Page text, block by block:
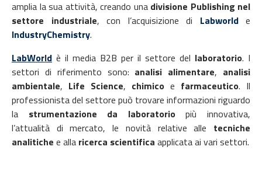
amplia la sua attività, creando unadivisione Publishing nel
settore industriale, con l’acquisizione di Labworlde
IndustryChemistry.
LabWorld è il media B2B per il settore del laboratorio. I
settori di riferimento sono: analisi alimentare, analisi
ambientale, Life Science, chimico e farmaceutico. Il
professionista del settore può trovare informazioni riguardo
la strumentazione da laboratoriopiù innovativa,
l’attualità di mercato, le novità relative alle tecniche
analitiche e alla ricerca scientifica applicata ai vari settori.